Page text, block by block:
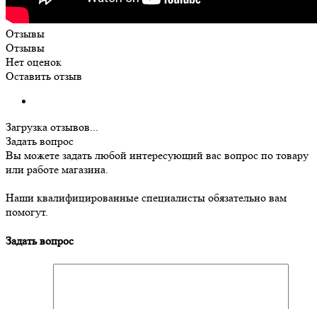
Отзывы
Отзывы
Нет оценок
Оставить отзыв
Загрузка отзывов...
Задать вопрос
Вы можете задать любой интересующий вас вопрос по товару
или работе магазина.
Наши квалифицированные специалисты обязательно вам
помогут.
Задать вопрос